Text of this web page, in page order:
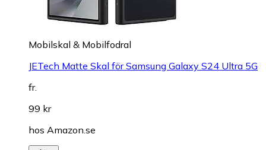
Mobilskal & Mobilfodral
JETech Matte Skal för Samsung Galaxy S24 Ultra 5G
fr.
99 kr
hos Amazon.se